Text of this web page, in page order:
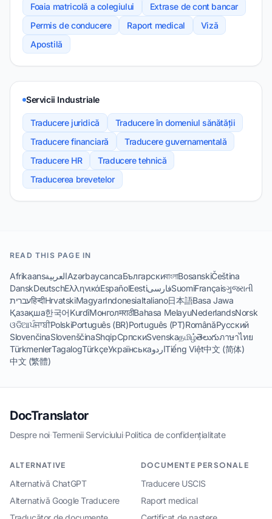
Foaia matricolă a colegiului
Extrase de cont bancar
Permis de conducere
Raport medical
Viză
Apostilă
Servicii Industriale
Traducere juridică
Traducere în domeniul sănătății
Traducere financiară
Traducere guvernamentală
Traducere HR
Traducere tehnică
Traducerea brevetelor
READ THIS PAGE IN
AfrikaansالعربيةAzərbaycancaБългарскиবাংলাBosanskiČeština
DanskDeutschΕλληνικάEspañolEestiفارسیSuomiFrançaisગુજરાતી
עבריתहिन्दीHrvatskiMagyarIndonesiaItaliano日本語Basa Jawa
Қазақша한국어KurdîМонголमराठीBahasa MelayuNederlandsNorsk
ଓଡିଆਪੰਜਾਬੀPolskiPortuguês (BR)Português (PT)RomânăРусский
SlovenčinaSlovenščinaShqipСрпскиSvenskaதமிழ்తెలుగుภาษาไทย
TürkmenlerTagalogTürkçeУкраїнськаاردوTiếng Việt中文 (简体)
中文 (繁體)
DocTranslator
Despre noi·Termenii Serviciului·Politica de confidențialitate
ALTERNATIVE
Alternativă ChatGPT
Alternativă Google Traducere
DOCUMENTE PERSONALE
Traducere USCIS
Raport medical